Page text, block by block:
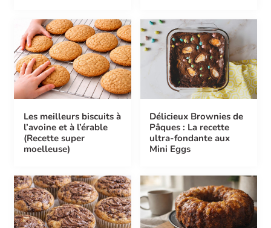
Les meilleurs biscuits à
l’avoine et à l’érable
(Recette super
moelleuse)
Délicieux Brownies de
Pâques : La recette
ultra-fondante aux
Mini Eggs